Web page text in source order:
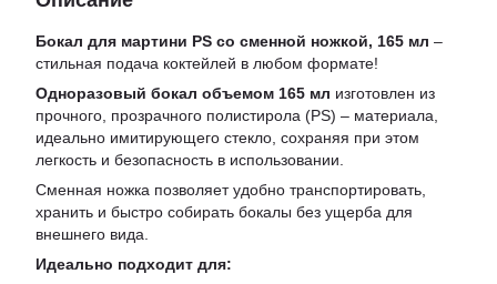
Бокал для мартини PS со сменной ножкой, 165 мл –
стильная подача коктейлей в любом формате!
Одноразовый бокал объемом 165 мл изготовлен из
прочного, прозрачного полистирола (PS) – материала,
идеально имитирующего стекло, сохраняя при этом
легкость и безопасность в использовании.
Сменная ножка позволяет удобно транспортировать,
хранить и быстро собирать бокалы без ущерба для
внешнего вида.
Идеально подходит для: